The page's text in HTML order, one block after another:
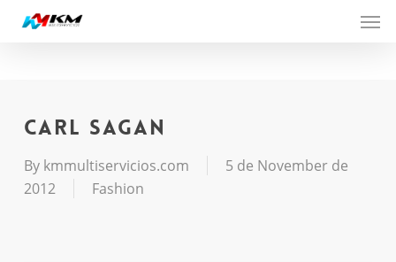
Carl Sagan
By kmmultiservicios.com
5 de November de
2012
Fashion